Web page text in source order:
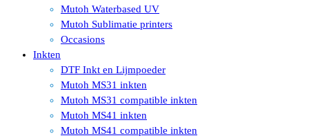
Mutoh Waterbased UV
Mutoh Sublimatie printers
Occasions
Inkten
DTF Inkt en Lijmpoeder
Mutoh MS31 inkten
Mutoh MS31 compatible inkten
Mutoh MS41 inkten
Mutoh MS41 compatible inkten